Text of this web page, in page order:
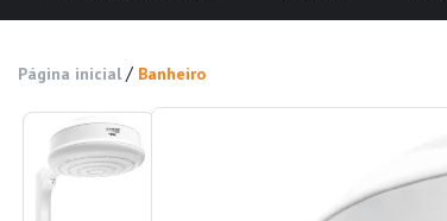
Página inicial / Banheiro